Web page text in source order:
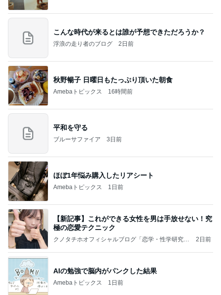
こんな時代が来るとは誰が予想できただろうか？
浮浪の走り者のブログ 2日前
秋野暢子 日曜日もたっぷり頂いた朝食
Amebaトピックス 16時間前
平和を守る
ブルーサファイア 3日前
ほぼ1年悩み購入したリアシート
Amebaトピックス 1日前
【新記事】これができる女性を男は手放せない！究
極の恋愛テクニック
クノタチホオフィシャルブログ「恋学・性学研究
2日前
AIの勉強で脳内がパンクした結果
Amebaトピックス 1日前